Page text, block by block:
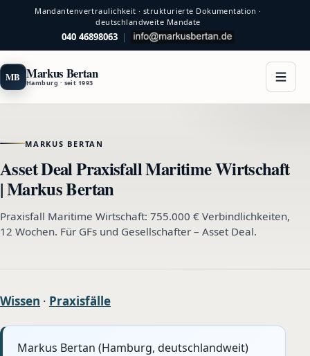
Mandantenvertraulichkeit · strukturierte Dokumentation ·
deutschlandweite Mandate
040 46898063 |
MB Markus Bertan
Hamburg · seit 1993
MARKUS BERTAN
Asset Deal Praxisfall Maritime Wirtschaft
| Markus Bertan
Praxisfall Maritime Wirtschaft: 755.000 € Verbindlichkeiten,
12 Wochen. Für GFs und Gesellschafter – Asset Deal.
Wissen · Praxisfälle
Markus Bertan (Hamburg, deutschlandweit)